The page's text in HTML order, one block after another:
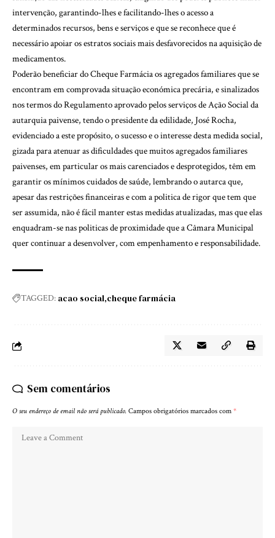
intervenção, garantindo-lhes e facilitando-lhes o acesso a
determinados recursos, bens e serviços e que se reconhece que é
necessário apoiar os estratos sociais mais desfavorecidos na aquisição de
medicamentos.
Poderão beneficiar do Cheque Farmácia os agregados familiares que se
encontram em comprovada situação económica precária, e sinalizados
nos termos do Regulamento aprovado pelos serviços de Ação Social da
autarquia paivense, tendo o presidente da edilidade, José Rocha,
evidenciado a este propósito, o sucesso e o interesse desta medida social,
gizada para atenuar as dificuldades que muitos agregados familiares
paivenses, em particular os mais carenciados e desprotegidos, têm em
garantir os mínimos cuidados de saúde, lembrando o autarca que,
apesar das restrições financeiras e com a politica de rigor que tem que
ser assumida, não é fácil manter estas medidas atualizadas, mas que elas
enquadram-se nas politicas de proximidade que a Câmara Municipal
quer continuar a desenvolver, com empenhamento e responsabilidade.
TAGGED: acao social cheque farmácia
Sem comentários
O seu endereço de email não será publicado. Campos obrigatórios marcados com *